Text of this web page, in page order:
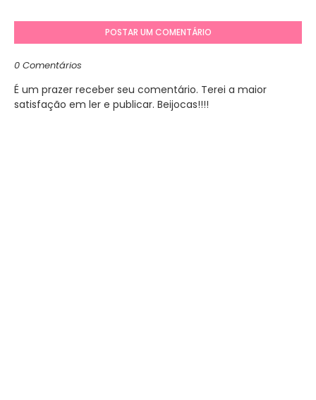
POSTAR UM COMENTÁRIO
0 Comentários
É um prazer receber seu comentário. Terei a maior
satisfação em ler e publicar. Beijocas!!!!